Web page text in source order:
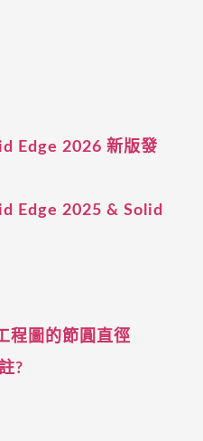
Edge 2026 新版發
Edge 2025 & Solid
程圖的節圓直徑
?